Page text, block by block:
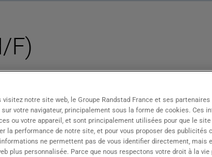
F)
CDI) vous accompagne depuis 30 ans dans
du travail temporaire, nous sommes sans
!
compte de notre client, enseigne spécialisée
visitez notre site web, le Groupe Randstad France et ses
votre navigateur, principalement sous la forme de cookies. Ces
ou votre appareil, et sont principalement utilisées pour que le
la performance de notre site, et pour vous proposer des publicités
ne permettent pas de vous identifier directement, mais
plus personnalisée. Parce que nous respectons votre droit à la vie